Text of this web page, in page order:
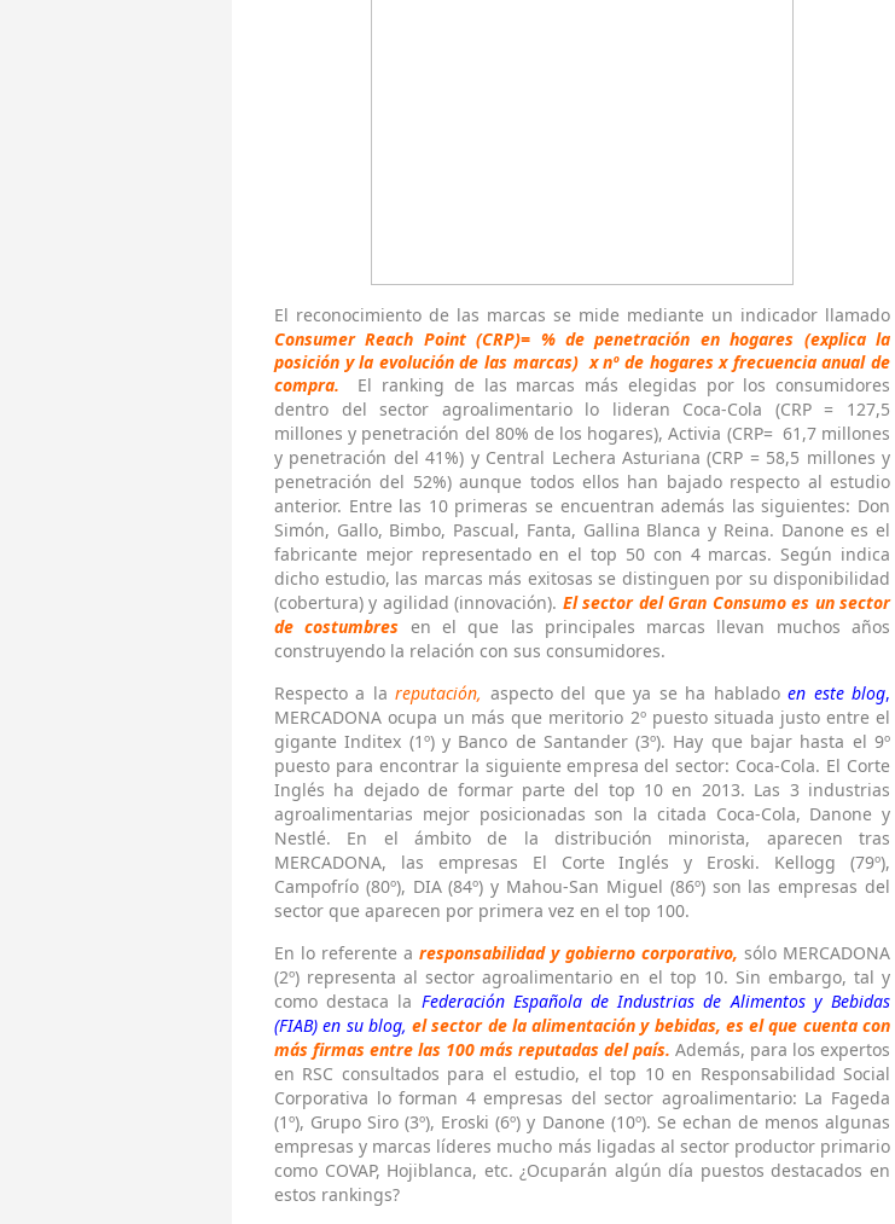
El reconocimiento de las marcas se mide mediante un indicador llamado
Consumer Reach Point (CRP)= % de penetración en hogares (explica la
posición y la evolución de las marcas) x nº de hogares x frecuencia anual de
compra. El ranking de las marcas más elegidas por los consumidores
dentro del sector agroalimentario lo lideran Coca-Cola (CRP = 127,5
millones y penetración del 80% de los hogares), Activia (CRP= 61,7 millones
y penetración del 41%) y Central Lechera Asturiana (CRP = 58,5 millones y
penetración del 52%) aunque todos ellos han bajado respecto al estudio
anterior. Entre las 10 primeras se encuentran además las siguientes: Don
Simón, Gallo, Bimbo, Pascual, Fanta, Gallina Blanca y Reina. Danone es el
fabricante mejor representado en el top 50 con 4 marcas. Según indica
dicho estudio, las marcas más exitosas se distinguen por su disponibilidad
(cobertura) y agilidad (innovación). El sector del Gran Consumo es un sector
de costumbres en el que las principales marcas llevan muchos años
construyendo la relación con sus consumidores.
Respecto a lareputación, aspecto del que ya se ha habladoen este blog,
MERCADONA ocupa un más que meritorio 2º puesto situada justo entre el
gigante Inditex (1º) y Banco de Santander (3º). Hay que bajar hasta el 9º
puesto para encontrar la siguiente empresa del sector: Coca-Cola. El Corte
Inglés ha dejado de formar parte del top 10 en 2013. Las 3 industrias
agroalimentarias mejor posicionadas son la citada Coca-Cola, Danone y
Nestlé. En el ámbito de la distribución minorista, aparecen tras
MERCADONA, las empresas El Corte Inglés y Eroski. Kellogg (79º),
Campofrío (80º), DIA (84º) y Mahou-San Miguel (86º) son las empresas del
sector que aparecen por primera vez en el top 100.
En lo referente a responsabilidad y gobierno corporativo, sólo MERCADONA
(2º) representa al sector agroalimentario en el top 10. Sin embargo, tal y
como destaca la Federación Española de Industrias de Alimentos y Bebidas
(FIAB) en su blog, el sector de la alimentación y bebidas, es el que cuenta con
más firmas entre las 100 más reputadas del país. Además, para los expertos
en RSC consultados para el estudio, el top 10 en Responsabilidad Social
Corporativa lo forman 4 empresas del sector agroalimentario: La Fageda
(1º), Grupo Siro (3º), Eroski (6º) y Danone (10º). Se echan de menos algunas
empresas y marcas líderes mucho más ligadas al sector productor primario
como COVAP, Hojiblanca, etc. ¿Ocuparán algún día puestos destacados en
estos rankings?